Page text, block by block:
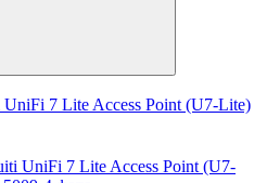
7 Lite Access Point (U7-Lite)